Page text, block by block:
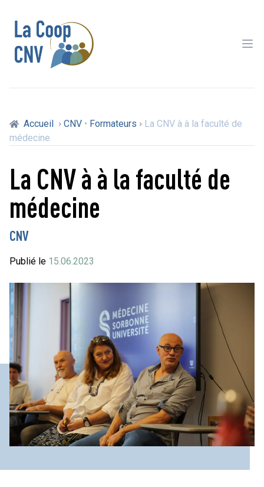
Accueil CNV • Formateurs
La CNV à à la faculté de
médecine
La CNV à à la faculté de
médecine
CNV
Publié le 15.06.2023